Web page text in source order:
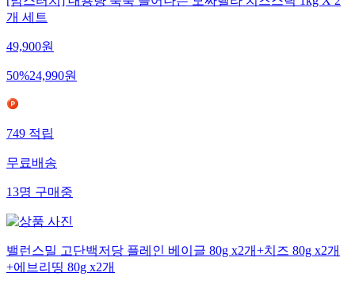
[맘스터치] 대용량 쭉쭉 늘어나는 모짜렐라 치즈스틱 1kg X 2
개 세트
49,900원
50%24,990원
749적립
무료배송
13명구매중
밸런스밀 고단백저당 플레인 베이글 80g x2개+치즈 80g x2개
+에브리띵 80g x2개